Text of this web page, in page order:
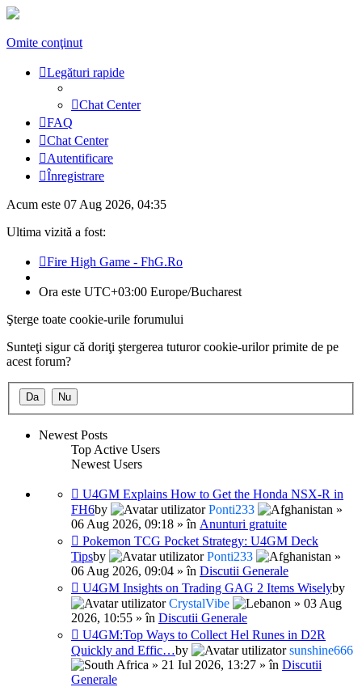
Omite conţinut
Legături rapide
Chat Center
FAQ
Chat Center
Autentificare
Înregistrare
Acum este 07 Aug 2026, 04:35
Ultima vizită a fost:
Fire High Game - FhG.Ro
Ora este UTC+03:00 Europe/Bucharest
Şterge toate cookie-urile forumului
Sunteţi sigur că doriţi ştergerea tuturor cookie-urilor primite de pe
acest forum?
Newest Posts
Top Active Users
Newest Users
U4GM Explains How to Get the Honda NSX-R in
FH6by Ponti233
»
06 Aug 2026, 09:18 » în Anunturi gratuite
Pokemon TCG Pocket Strategy: U4GM Deck
Tipsby Ponti233
»
06 Aug 2026, 09:04 » în Discutii Generale
U4GM Insights on Trading GAG 2 Items Wiselyby
CrystalVibe
» 03 Aug
2026, 10:55 » în Discutii Generale
U4GM:Top Ways to Collect Hel Runes in D2R
Quickly and Effic…by
sunshine666
» 21 Iul 2026, 13:27 » în Discutii
Generale